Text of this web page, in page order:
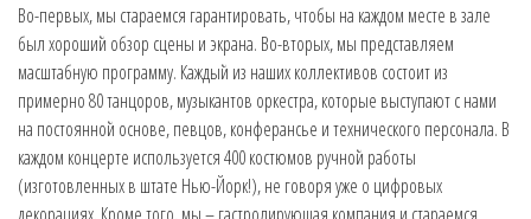
Во-первых, мы стараемся гарантировать, чтобы на каждом месте в зале
был хороший обзор сцены и экрана. Во-вторых, мы представляем
масштабную программу. Каждый из наших коллективов состоит из
примерно 80 танцоров, музыкантов оркестра, которые выступают с нами
на постоянной основе, певцов, конферансье и технического персонала. В
каждом концерте используется 400 костюмов ручной работы
(изготовленных в штате Нью-Йорк!), не говоря уже о цифровых